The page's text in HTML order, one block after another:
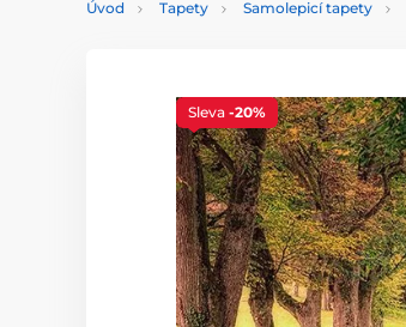
Úvod Tapety Samolepicí tapety
Sleva -20%